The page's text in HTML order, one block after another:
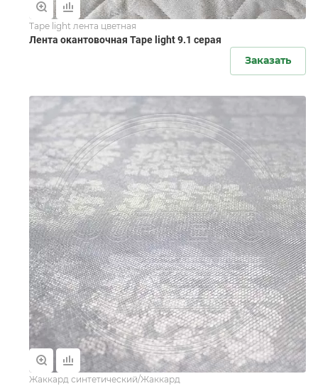
Tape light лента цветная
Лента окантовочная Tape light 9.1 серая
Заказать
Жаккард синтетический/Жаккард